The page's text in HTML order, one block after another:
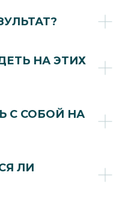
НА ЭТИХ
С СОБОЙ НА
ЛИ